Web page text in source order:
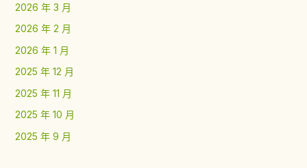
2026 年 3 月
2026 年 2 月
2026 年 1 月
2025 年 12 月
2025 年 11 月
2025 年 10 月
2025 年 9 月